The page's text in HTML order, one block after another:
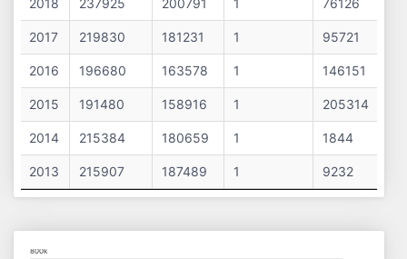
2018 237925 200791 1 76126
2017 219830 181231 1 95721
2016 196680 163578 1 146151
2015 191480 158916 1 205314
2014 215384 180659 1 1844
2013 215907 187489 1 9232
Chart
800k